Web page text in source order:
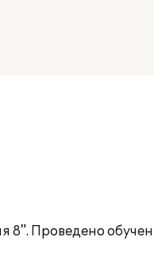
Проведено